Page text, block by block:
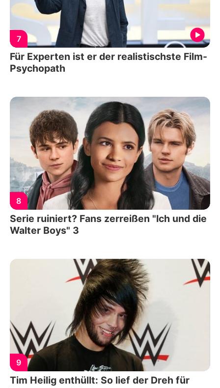
7
Für Experten ist er der realistischste Film-
Psychopath
8
Serie ruiniert? Fans zerreißen "Ich und die
Walter Boys" 3
9
Tim Heilig enthüllt: So lief der Dreh für